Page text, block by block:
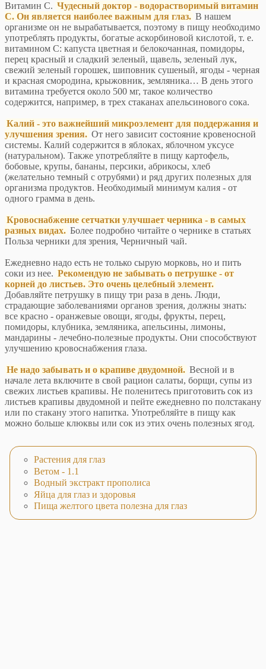
Витамин С. Чудесный доктор - водорастворимый витамин
С. Он является наиболее важным для глаз. В нашем
организме он не вырабатывается, поэтому в пищу необходимо
употреблять продукты, богатые аскорбиновой кислотой, т. е.
витамином С: капуста цветная и белокочанная, помидоры,
перец красный и сладкий зеленый, щавель, зеленый лук,
свежий зеленый горошек, шиповник сушеный, ягоды - черная
и красная смородина, крыжовник, земляника… В день этого
витамина требуется около 500 мг, такое количество
содержится, например, в трех стаканах апельсинового сока.
Калий - это важнейший микроэлемент для поддержания и
улучшения зрения. От него зависит состояние кровеносной
системы. Калий содержится в яблоках, яблочном уксусе
(натуральном). Также употребляйте в пищу картофель,
бобовые, крупы, бананы, персики, абрикосы, хлеб
(желательно темный с отрубями) и ряд других полезных для
организма продуктов. Необходимый минимум калия - от
одного грамма в день.
Кровоснабжение сетчатки улучшает черника - в самых
разных видах. Более подробно читайте о чернике в статьях
Польза черники для зрения, Черничный чай.
Ежедневно надо есть не только сырую морковь, но и пить
соки из нее. Рекомендую не забывать о петрушке - от
корней до листьев. Это очень целебный элемент.
Добавляйте петрушку в пищу три раза в день. Люди,
страдающие заболеваниями органов зрения, должны знать:
все красно - оранжевые овощи, ягоды, фрукты, перец,
помидоры, клубника, земляника, апельсины, лимоны,
мандарины - лечебно-полезные продукты. Они способствуют
улучшению кровоснабжения глаза.
Не надо забывать и о крапиве двудомной. Весной и в
начале лета включите в свой рацион салаты, борщи, супы из
свежих листьев крапивы. Не поленитесь приготовить сок из
листьев крапивы двудомной и пейте ежедневно по полстакану
или по стакану этого напитка. Употребляйте в пищу как
можно больше клюквы или сок из этих очень полезных ягод.
Растения для глаз
Ветом - 1.1
Водный экстракт прополиса
Яйца для глаз и здоровья
Пища желтого цвета полезна для глаз